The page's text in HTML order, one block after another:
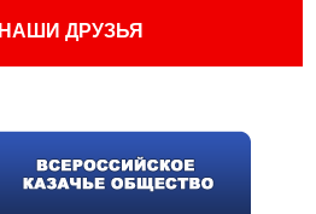
НАШИ ДРУЗЬЯ